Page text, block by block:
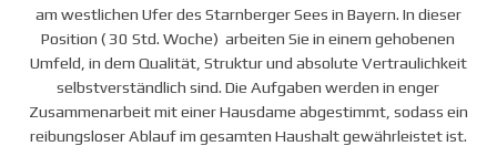
am westlichen Ufer des Starnberger Sees in Bayern. In dieser
Position ( 30 Std. Woche) arbeiten Sie in einem gehobenen
Umfeld, in dem Qualität, Struktur und absolute Vertraulichkeit
selbstverständlich sind. Die Aufgaben werden in enger
Zusammenarbeit mit einer Hausdame abgestimmt, sodass ein
reibungsloser Ablauf im gesamten Haushalt gewährleistet ist.